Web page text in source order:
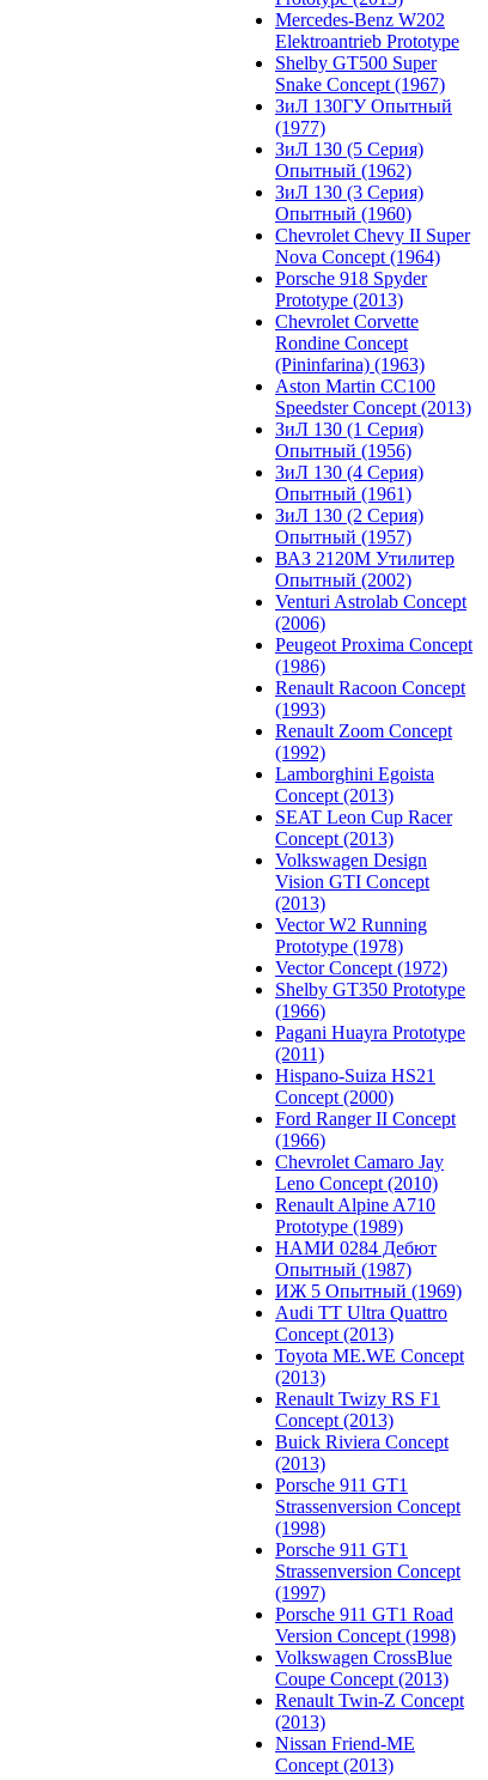
Mercedes-Benz W202
Elektroantrieb Prototype
Shelby GT500 Super
Snake Concept (1967)
ЗиЛ 130ГУ Опытный
(1977)
ЗиЛ 130 (5 Серия)
Опытный (1962)
ЗиЛ 130 (3 Серия)
Опытный (1960)
Chevrolet Chevy II Super
Nova Concept (1964)
Porsche 918 Spyder
Prototype (2013)
Chevrolet Corvette
Rondine Concept
(Pininfarina) (1963)
Aston Martin CC100
Speedster Concept (2013)
ЗиЛ 130 (1 Серия)
Опытный (1956)
ЗиЛ 130 (4 Серия)
Опытный (1961)
ЗиЛ 130 (2 Серия)
Опытный (1957)
ВАЗ 2120М Утилитер
Опытный (2002)
Venturi Astrolab Concept
(2006)
Peugeot Proxima Concept
(1986)
Renault Racoon Concept
(1993)
Renault Zoom Concept
(1992)
Lamborghini Egoista
Concept (2013)
SEAT Leon Cup Racer
Concept (2013)
Volkswagen Design
Vision GTI Concept
(2013)
Vector W2 Running
Prototype (1978)
Vector Concept (1972)
Shelby GT350 Prototype
(1966)
Pagani Huayra Prototype
(2011)
Hispano-Suiza HS21
Concept (2000)
Ford Ranger II Concept
(1966)
Chevrolet Camaro Jay
Leno Concept (2010)
Renault Alpine A710
Prototype (1989)
НАМИ 0284 Дебют
Опытный (1987)
ИЖ 5 Опытный (1969)
Audi TT Ultra Quattro
Concept (2013)
Toyota ME.WE Concept
(2013)
Renault Twizy RS F1
Concept (2013)
Buick Riviera Concept
(2013)
Porsche 911 GT1
Strassenversion Concept
(1998)
Porsche 911 GT1
Strassenversion Concept
(1997)
Porsche 911 GT1 Road
Version Concept (1998)
Volkswagen CrossBlue
Coupe Concept (2013)
Renault Twin-Z Concept
(2013)
Nissan Friend-ME
Concept (2013)